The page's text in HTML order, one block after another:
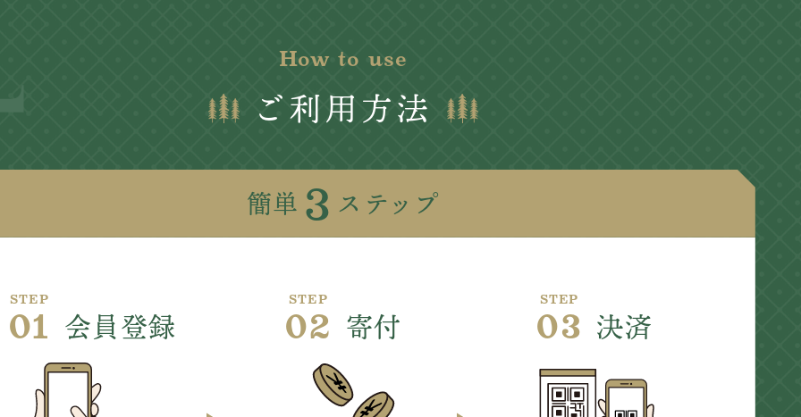
How to use
ご利用方法
簡単 3 ステップ
STEP
01 会員登録
STEP
02 寄付
STEP
03 決済